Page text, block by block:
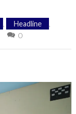
Headline
0